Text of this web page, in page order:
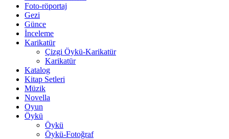
Foto-röportaj
Gezi
Günce
İnceleme
Karikatür
Çizgi Öykü-Karikatür
Karikatür
Katalog
Kitap Setleri
Müzik
Novella
Oyun
Öykü
Öykü
Öykü-Fotoğraf